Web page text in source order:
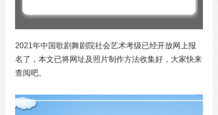
2021年中国歌剧舞剧院社会艺术考级已经开放网上报
名了，本文已将网址及照片制作方法收集好，大家快来
查阅吧。